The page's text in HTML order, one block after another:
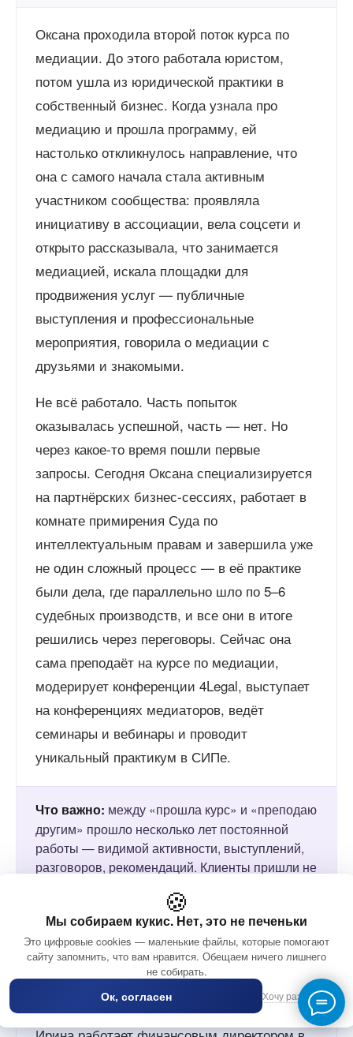
🍪
Мы собираем кукис. Нет, это не печеньки
Это цифровые cookies — маленькие файлы, которые помогают
сайту запомнить, что вам нравится. Обещаем ничего лишнего
не собирать.
Ок, согласен Хочу разобраться
Оксана проходила второй поток курса по
медиации. До этого работала юристом,
потом ушла из юридической практики в
собственный бизнес. Когда узнала про
медиацию и прошла программу, ей
настолько откликнулось направление, что
она с самого начала стала активным
участником сообщества: проявляла
инициативу в ассоциации, вела соцсети и
открыто рассказывала, что занимается
медиацией, искала площадки для
продвижения услуг — публичные
выступления и профессиональные
мероприятия, говорила о медиации с
друзьями и знакомыми.
Не всё работало. Часть попыток
оказывалась успешной, часть — нет. Но
через какое-то время пошли первые
запросы. Сегодня Оксана специализируется
на партнёрских бизнес-сессиях, работает в
комнате примирения Суда по
интеллектуальным правам и завершила уже
не один сложный процесс — в её практике
были дела, где параллельно шло по 5–6
судебных производств, и все они в итоге
решились через переговоры. Сейчас она
сама преподаёт на курсе по медиации,
модерирует конференции 4Legal, выступает
на конференциях медиаторов, ведёт
семинары и вебинары и проводит
уникальный практикум в СИПе.
Что важно: между «прошла курс» и «преподаю
другим» прошло несколько лет постоянной
работы — видимой активности, выступлений,
разговоров, рекомендаций. Клиенты пришли не
Финансовый директор, которая
стала «клеем» компании